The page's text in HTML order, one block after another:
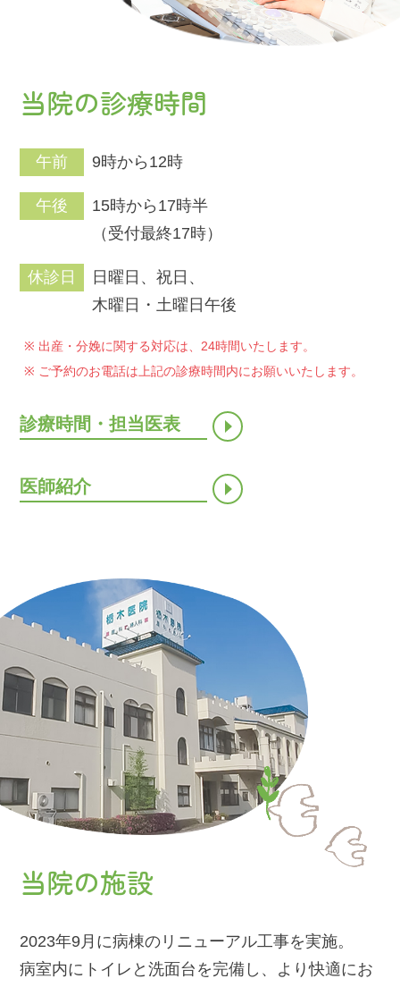
当院の診療時間
午前 9時から12時
午後
15時から17時半
（受付最終17時）
休診日
日曜日、祝日、
木曜日・土曜日午後
出産・分娩に関する対応は、24時間いたします。
ご予約のお電話は上記の診療時間内にお願いいたします。
診療時間・担当医表
医師紹介
当院の施設
2023年9月に病棟のリニューアル工事を実施。
病室内にトイレと洗面台を完備し、より快適にお